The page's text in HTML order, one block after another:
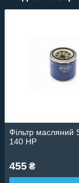
Фільтр масляний
140 HP
455 ₴